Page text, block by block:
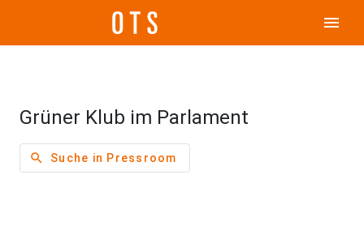
menu
Grüner Klub im Parlament
search Suche in Pressroom